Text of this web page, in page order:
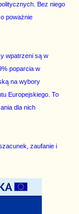
Bez niego
poważnie
wpatrzeni są w
poparcia w
na wybory
Europejskiego. To
dla nich
zaufanie i